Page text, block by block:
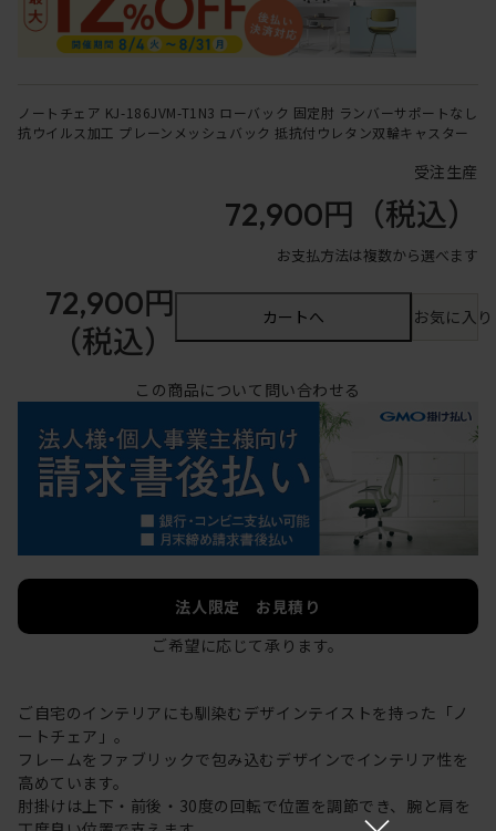
ノートチェア KJ-186JVM-T1N3 ローバック 固定肘 ランバーサポートなし
抗ウイルス加工 プレーンメッシュバック 抵抗付ウレタン双輪キャスター
受注生産
72,900円 （税込）
お支払方法は複数から選べます
72,900円
（税込）
カートへ お気に入
この商品について問い合わせる
法人限定 お見積り
ご希望に応じて承ります。
ご自宅のインテリアにも馴染むデザインテイストを持った「ノ
ートチェア」。
フレームをファブリックで包み込むデザインでインテリア性を
高めています。
肘掛けは上下・前後・30度の回転で位置を調節でき、腕と肩を